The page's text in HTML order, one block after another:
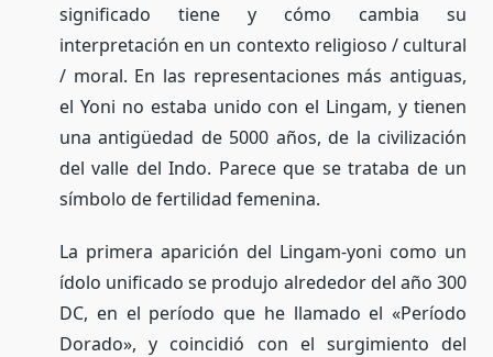
significado tiene y cómo cambia su
interpretación en un contexto religioso / cultural
/ moral. En las representaciones más antiguas,
el Yoni no estaba unido con el Lingam, y tienen
una antigüedad de 5000 años, de la civilización
del valle del Indo. Parece que se trataba de un
símbolo de fertilidad femenina.
La primera aparición del Lingam-yoni como un
ídolo unificado se produjo alrededor del año 300
DC, en el período que he llamado el «Período
Dorado», y coincidió con el surgimiento del